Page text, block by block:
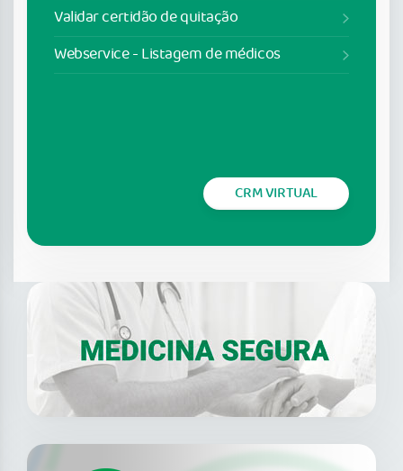
Validar certidão de quitação
Webservice - Listagem de médicos
CRM VIRTUAL